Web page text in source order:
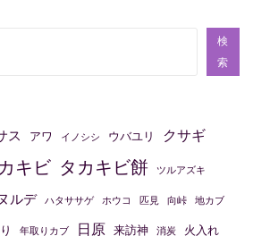
検
索
ス アワ イノシシ ウバユリ クサギ
キビ タカキビ餅 ツルアズキ
ヌルデ ハタササゲ ホウコ 匹見 向峠 地カブ
年取りカブ 日原 来訪神 消炭 火入れ